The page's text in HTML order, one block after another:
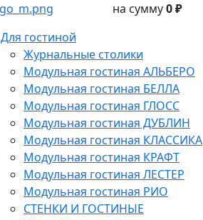
на сумму0 ₽
Для гостиной
Журнальные столики
Модульная гостиная АЛЬБЕРО
Модульная гостиная БЕЛЛА
Модульная гостиная ГЛОСС
Модульная гостиная ДУБЛИН
Модульная гостиная КЛАССИКА
Модульная гостиная КРАФТ
Модульная гостиная ЛЕСТЕР
Модульная гостиная РИО
СТЕНКИ И ГОСТИНЫЕ